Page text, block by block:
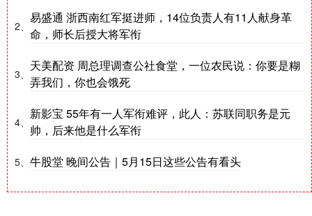
2、
易盛通 浙西南红军挺进师，14位负责人有11人献身革
命，师长后授大将军衔
3、
天美配资 周总理调查公社食堂，一位农民说：你要是糊
弄我们，你也会饿死
4、
新影宝 55年有一人军衔难评，此人：苏联同职务是元
帅，后来他是什么军衔
5、 牛股堂 晚间公告｜5月15日这些公告有看头